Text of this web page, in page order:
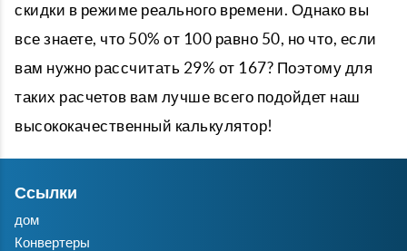
скидки в режиме реального времени. Однако вы
все знаете, что 50% от 100 равно 50, но что, если
вам нужно рассчитать 29% от 167? Поэтому для
таких расчетов вам лучше всего подойдет наш
высококачественный калькулятор!
Ссылки
дом
Конвертеры